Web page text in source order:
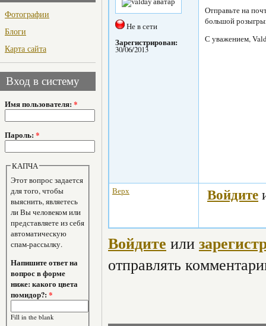
Фотографии
Блоги
Карта сайта
Вход в систему
Имя пользователя: *
Пароль: *
КАПЧА
Этот вопрос задается
для того, чтобы
выяснить, являетесь
ли Вы человеком или
представляете из себя
автоматическую
спам-рассылку.
Напишите ответ на
вопрос в форме
ниже: какого цвета
помидор?:*
Fill in the blank
Не в сети
Зарегистрирован:
30/06/2013
Отправьте на
большой
С уважением,
Верх Войдите
Войдите или
отправлять